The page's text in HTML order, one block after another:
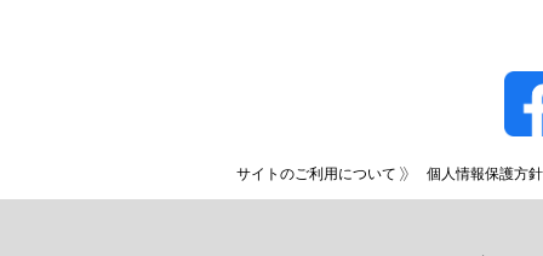
サイトのご利用について 個人情報保護方針